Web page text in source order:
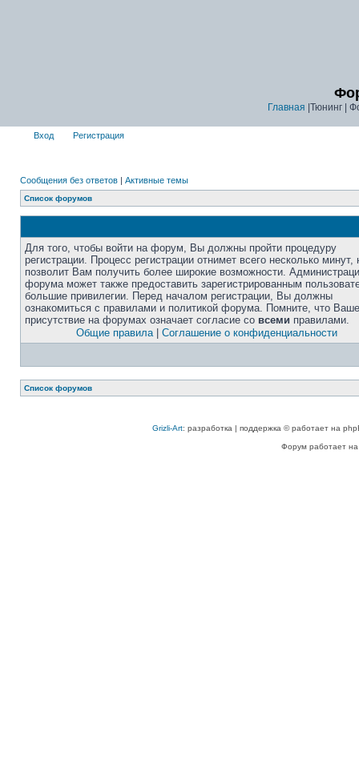
Главная |Тюнинг |
Вход Регистрация
Сообщения без ответов | Активные темы
Список форумов
Для того, чтобы войти на форум, Вы должны пройти процедуру
регистрации. Процесс регистрации отнимет всего несколько минут,
позволит Вам получить более широкие возможности.
форума может также предоставить зарегистрированным
большие привилегии. Перед началом регистрации, Вы должны
ознакомиться с правилами и политикой форума. Помните, что Ваше
присутствие на форумах означает согласие со всеми правилами.
Общие правила| Соглашение о конфиденциальности
Список форумов
Grizli-Art: разработка | поддержка © работает на
Форум работает